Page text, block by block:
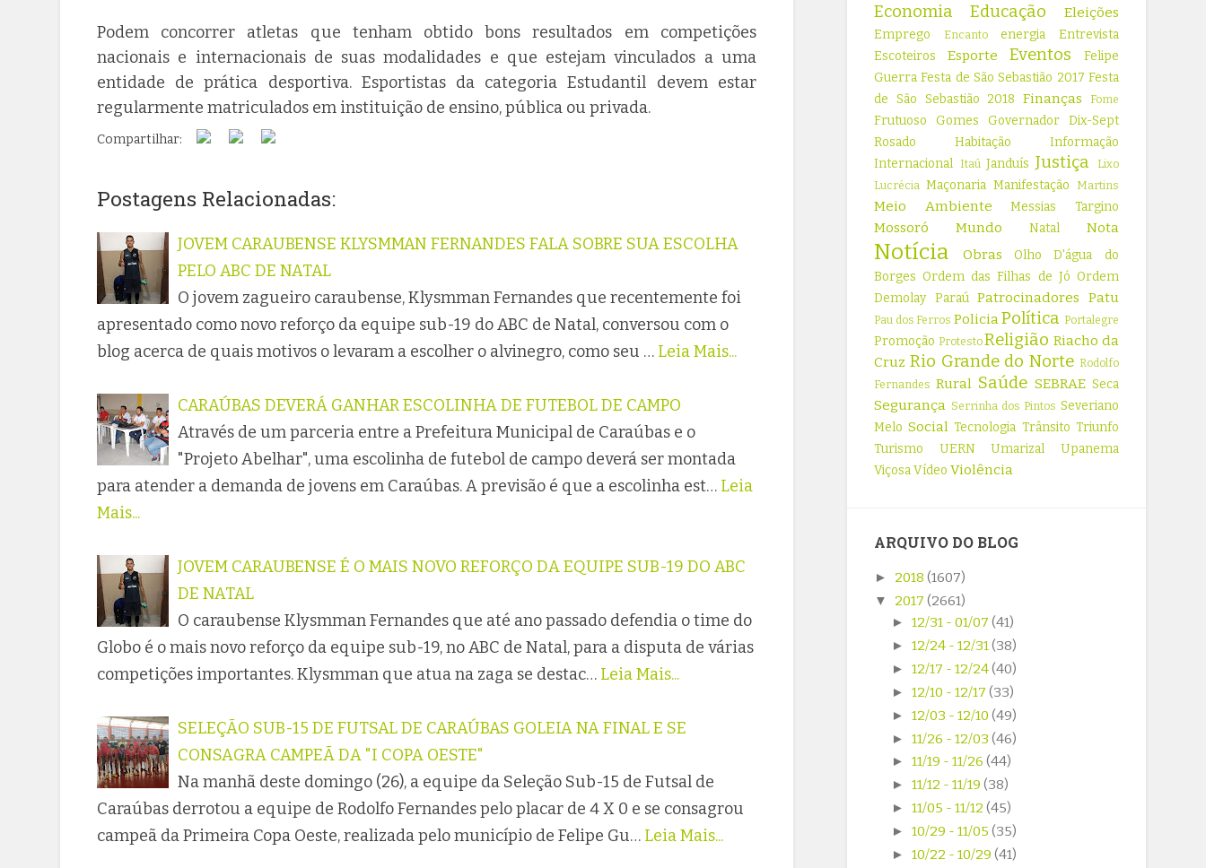
Podem concorrer atletas que tenham obtido bons resultados em competições
nacionais e internacionais de suas modalidades e que estejam vinculados a uma
entidade de prática desportiva. Esportistas da categoria Estudantil devem estar
regularmente matriculados em instituição de ensino, pública ou privada.
Compartilhar:
Postagens Relacionadas:
JOVEM CARAUBENSE KLYSMMAN FERNANDES FALA SOBRE SUA ESCOLHA
PELO ABC DE NATAL
O jovem zagueiro caraubense, Klysmman Fernandes que recentemente foi
apresentado como novo reforço da equipe sub-19 do ABC de Natal, conversou com o
blog acerca de quais motivos o levaram a escolher o alvinegro, como seu … Leia Mais...
CARAÚBAS DEVERÁ GANHAR ESCOLINHA DE FUTEBOL DE CAMPO
Através de um parceria entre a Prefeitura Municipal de Caraúbas e o
"Projeto Abelhar", uma escolinha de futebol de campo deverá ser montada
para atender a demanda de jovens em Caraúbas. A previsão é que a escolinha est… Leia
Mais...
JOVEM CARAUBENSE É O MAIS NOVO REFORÇO DA EQUIPE SUB-19 DO ABC
DE NATAL
O caraubense Klysmman Fernandes que até ano passado defendia o time do
Globo é o mais novo reforço da equipe sub-19, no ABC de Natal, para a disputa de várias
competições importantes. Klysmman que atua na zaga se destac… Leia Mais...
SELEÇÃO SUB-15 DE FUTSAL DE CARAÚBAS GOLEIA NA FINAL E SE
CONSAGRA CAMPEÃ DA "I COPA OESTE"
Na manhã deste domingo (26), a equipe da Seleção Sub-15 de Futsal de
Caraúbas derrotou a equipe de Rodolfo Fernandes pelo placar de 4 X 0 e se consagrou
campeã da Primeira Copa Oeste, realizada pelo município de Felipe Gu… Leia Mais...
Economia Educação Eleições
Emprego Encanto energia
Entrevista
Escoteiros
Esporte Eventos
Felipe
Guerra Festa de São Sebastião 2017 Festa
de São Sebastião 2018 Finanças Fome
Frutuoso Gomes
Governador Dix-Sept
Rosado
Habitação
Informação
Internacional
Itaú Janduís Justiça
Lixo
Lucrécia Maçonaria Manifestação Martins
Meio Ambiente Messias Targino
Mossoró Mundo Natal Nota
Notícia Obras
Olho D'água do
Borges Ordem das Filhas de Jó Ordem
Demolay Paraú Patrocinadores Patu
Pau dos Ferros PoliciaPolítica Portalegre
Promoção ProtestoReligião Riacho da
Cruz Rio Grande do Norte Rodolfo
Fernandes Rural Saúde SEBRAE Seca
Segurança Serrinha dos Pintos Severiano
Melo Social Tecnologia Trânsito Triunfo
Turismo
UERN Umarizal
Upanema
ViçosaVídeo Violência
ARQUIVO DO BLOG
► 2018(1607)
▼ 2017(2661)
► 12/31 - 01/07 (41)
► 12/24 - 12/31(38)
► 12/17 - 12/24(40)
► 12/10 - 12/17 (33)
► 12/03 - 12/10 (49)
► 11/26 - 12/03 (46)
► 11/19 - 11/26 (44)
► 11/12 - 11/19 (38)
► 11/05 - 11/12 (45)
► 10/29 - 11/05 (35)
► 10/22 - 10/29 (41)